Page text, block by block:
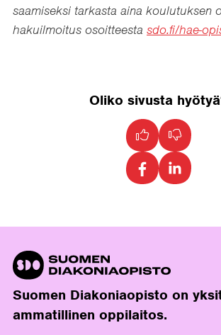
saamiseksi tarkasta aina koulutuksen
hakuilmoitus osoitteesta sdo.fi/hae-
Oliko sivusta
Suomen Diakoniaopisto on
ammatillinen oppilaitos.